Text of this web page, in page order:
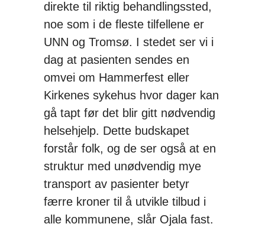
direkte til riktig behandlingssted,
noe som i de fleste tilfellene er
UNN og Tromsø. I stedet ser vi i
dag at pasienten sendes en
omvei om Hammerfest eller
Kirkenes sykehus hvor dager kan
gå tapt før det blir gitt nødvendig
helsehjelp. Dette budskapet
forstår folk, og de ser også at en
struktur med unødvendig mye
transport av pasienter betyr
færre kroner til å utvikle tilbud i
alle kommunene, slår Ojala fast.